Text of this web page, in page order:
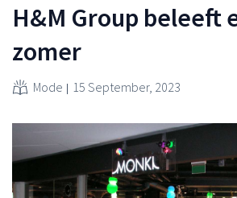
H&M Group beleeft
zomer
Mode 15 September, 2023